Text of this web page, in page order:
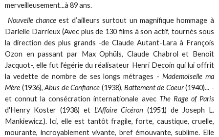
merveilleusement...à 89 ans.
Nouvelle chanceest d’ailleurs surtout un magnifique hommage à
Darielle Darrieux (Avec plus de 130 films à son actif, tournés sous
la direction des plus grands -de Claude Autant-Lara à François
Ozon en passant par Max Ophüls, Claude Chabrol et Benoît
Jacquot-, elle fut l'égérie du réalisateur Henri Decoin qui lui offrit
la vedette de nombre de ses longs métrages - Mademoiselle ma
Mère (1936),Abus de Confiance (1938), Battement de Coeur(1940)... -
et connut la consécration internationale avec The Rage of Paris
d'Henry Koster (1938) et L'Affaire Cicéron (1951) de Joseph L.
Mankiewicz.). Ici, elle est tantôt fragile, forte, caustique, cruelle,
mourante, incroyablement vivante, bref émouvante, sublime. Elle